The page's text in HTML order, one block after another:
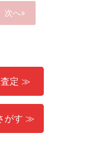
次へ»
査定 ≫
がす ≫